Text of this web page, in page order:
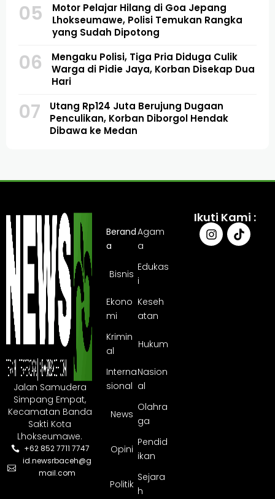
05
Motor Pelajar Hilang di Goa Jepang
Lhokseumawe, Polisi Temukan Rangka
yang Sudah Dipotong
06
Mengaku Polisi, Tiga Pria Diduga Culik
Warga di Pidie Jaya, Korban Disekap Dua
Hari
07
Utang Rp124 Juta Berujung Dugaan
Penculikan, Korban Diborgol Hendak
Dibawa ke Medan
Jalan Samudera
Simpang Empat,
Kecamatan Banda
Sakti Kota
Lhokseumawe.
+62 852 7711 7747
id.newsrbaceh@g
mail.com
Berand
a
Agam
a
Bisnis
Edukas
i
Ekono
mi
Keseh
atan
Krimin
al
Hukum
Interna
sional
Nasion
al
News
Olahra
ga
Opini
Pendid
ikan
Politik
Sejara
h
Ikuti Kami :